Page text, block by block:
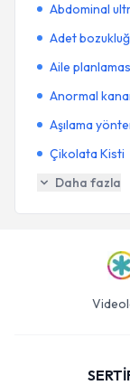
Abdominal
Adet
Aile
Anormal
Aşılama
Çikolata Kisti
Daha fazla